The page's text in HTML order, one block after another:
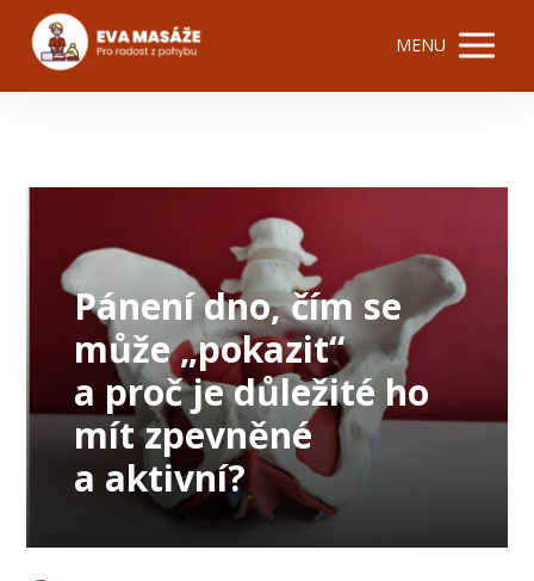
MENU
Pánení dno, čím se
může „pokazit“
a proč je důležité ho
mít zpevněné
a aktivní?